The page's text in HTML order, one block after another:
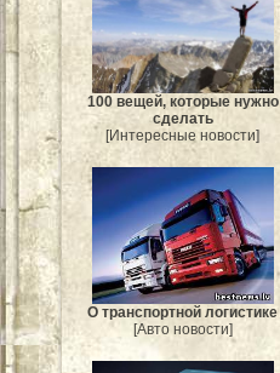
100 вещей, которые нужно
сделать
[Интересные новости]
О транспортной логистике
[Авто новости]